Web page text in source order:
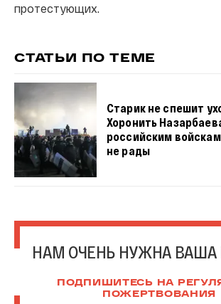
протестующих.
СТАТЬИ ПО ТЕМЕ
Старик не спешит
Хоронить
российским
не рады
НАМ ОЧЕНЬ НУЖНА
ПОДПИШИТЕСЬ НА
ПОЖЕРТВОВАНИЯ